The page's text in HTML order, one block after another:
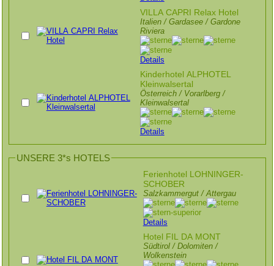
VILLA CAPRI Relax Hotel
Italien / Gardasee / Gardone
Riviera
Details
Kinderhotel ALPHOTEL
Kleinwalsertal
Österreich / Vorarlberg /
Kleinwalsertal
Details
UNSERE 3*s HOTELS
Ferienhotel LOHNINGER-
SCHOBER
Salzkammergut / Attergau
Details
Hotel FIL DA MONT
Südtirol / Dolomiten /
Wolkenstein